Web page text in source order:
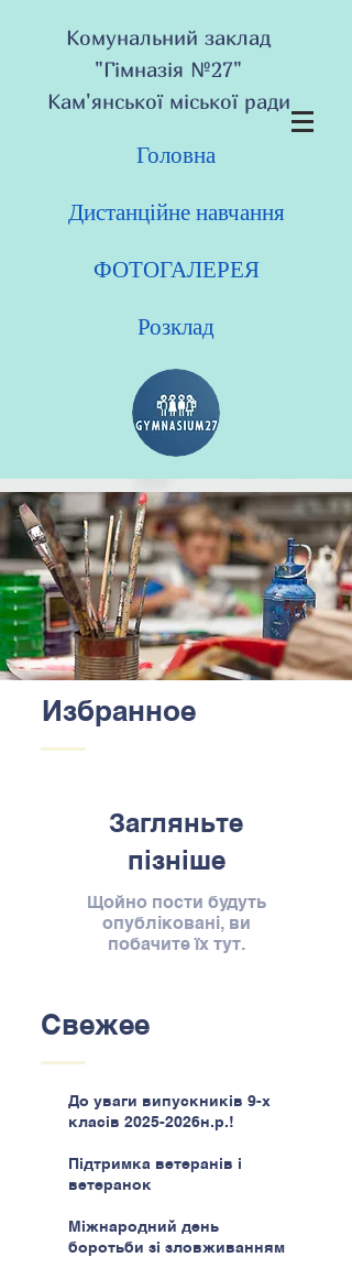
Комунальний заклад
"Гімназія №27"
Кам'янської міської ради
Головна
Дистанційне навчання
ФОТОГАЛЕРЕЯ
Розклад
Избранное
Загляньте
пізніше
Щойно пости будуть
опубліковані, ви
побачите їх тут.
Свежее
До уваги випускників 9-х
класів 2025-2026н.р.!
Підтримка ветеранів і
ветеранок
Міжнародний день
боротьби зі зловживанням